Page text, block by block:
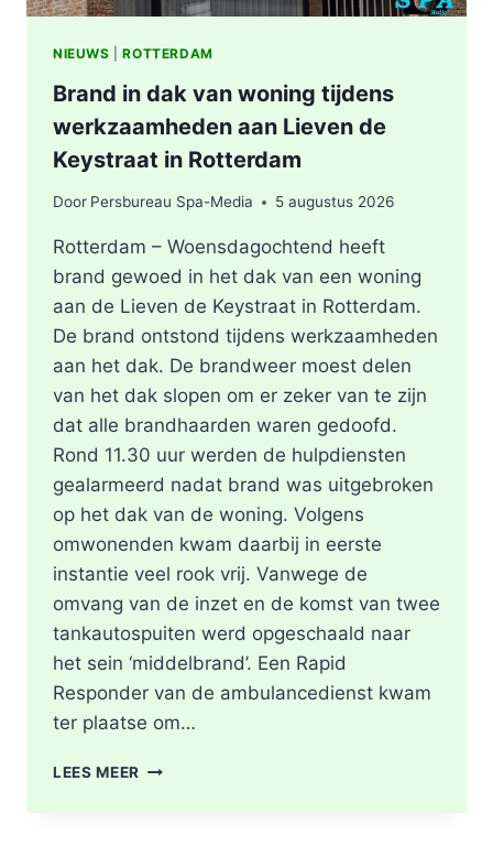
NIEUWS |ROTTERDAM
Brand in dak van woning tijdens
werkzaamheden aan Lieven de
Keystraat in Rotterdam
Door Persbureau Spa-Media 5 augustus 2026
Rotterdam – Woensdagochtend heeft
brand gewoed in het dak van een woning
aan de Lieven de Keystraat in Rotterdam.
De brand ontstond tijdens werkzaamheden
aan het dak. De brandweer moest delen
van het dak slopen om er zeker van te zijn
dat alle brandhaarden waren gedoofd.
Rond 11.30 uur werden de hulpdiensten
gealarmeerd nadat brand was uitgebroken
op het dak van de woning. Volgens
omwonenden kwam daarbij in eerste
instantie veel rook vrij. Vanwege de
omvang van de inzet en de komst van twee
tankautospuiten werd opgeschaald naar
het sein ‘middelbrand’. Een Rapid
Responder van de ambulancedienst kwam
ter plaatse om…
LEES MEER BRAND